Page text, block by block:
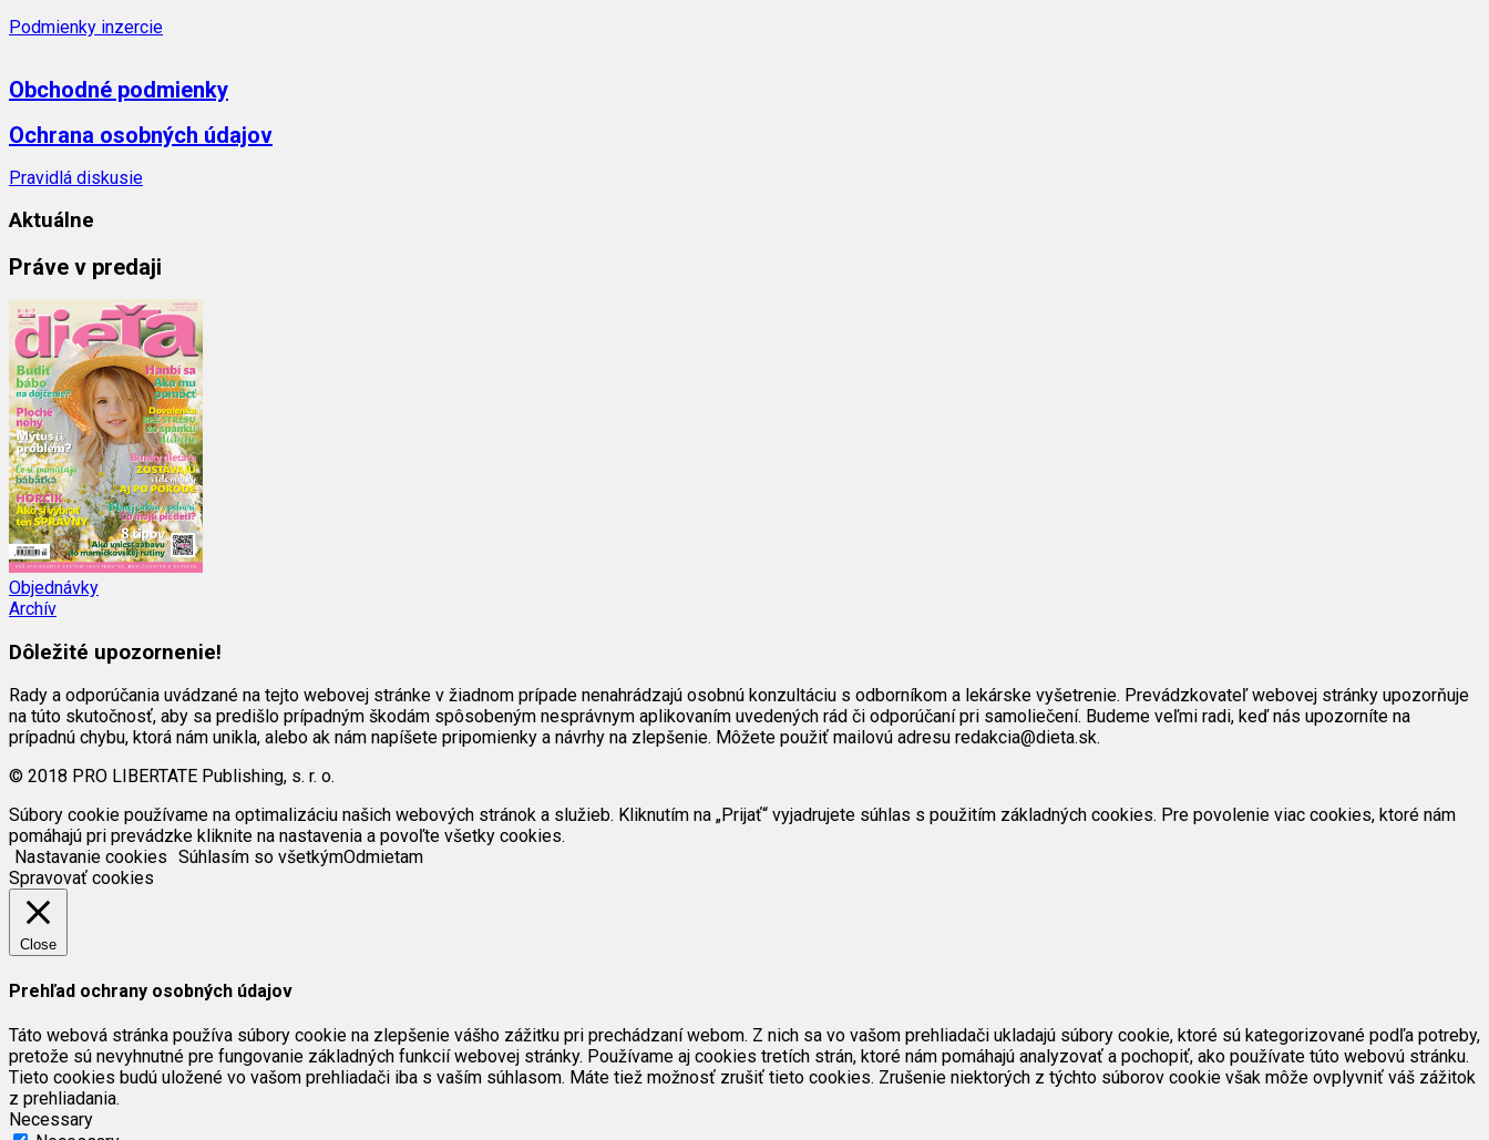
Podmienky inzercie
Obchodné podmienky
Ochrana osobných údajov
Pravidlá diskusie
Aktuálne
Práve v predaji
Objednávky
Archív
Dôležité upozornenie!
Rady a odporúčania uvádzané na tejto webovej stránke v žiadnom prípade nenahrádzajú osobnú konzultáciu s odborníkom a lekárske vyšetrenie. Prevádzkovateľ webovej stránky upozorňuje
na túto skutočnosť, aby sa predišlo prípadným škodám spôsobeným nesprávnym aplikovaním uvedených rád či odporúčaní pri samoliečení. Budeme veľmi radi, keď nás upozorníte na
prípadnú chybu, ktorá nám unikla, alebo ak nám napíšete pripomienky a návrhy na zlepšenie. Môžete použiť mailovú adresu redakcia@dieta.sk.
© 2018 PRO LIBERTATE Publishing, s. r. o.
Súbory cookie používame na optimalizáciu našich webových stránok a služieb. Kliknutím na „Prijať“ vyjadrujete súhlas s použitím základných cookies. Pre povolenie viac cookies, ktoré nám
pomáhajú pri prevádzke kliknite na nastavenia a povoľte všetky cookies.
Nastavanie cookies Súhlasím so všetkýmOdmietam
Spravovať cookies
Close
Prehľad ochrany osobných údajov
Táto webová stránka používa súbory cookie na zlepšenie vášho zážitku pri prechádzaní webom. Z nich sa vo vašom prehliadači ukladajú súbory cookie, ktoré sú kategorizované podľa potreby,
pretože sú nevyhnutné pre fungovanie základných funkcií webovej stránky. Používame aj cookies tretích strán, ktoré nám pomáhajú analyzovať a pochopiť, ako používate túto webovú stránku.
Tieto cookies budú uložené vo vašom prehliadači iba s vaším súhlasom. Máte tiež možnosť zrušiť tieto cookies. Zrušenie niektorých z týchto súborov cookie však môže ovplyvniť váš zážitok
z prehliadania.
Necessary